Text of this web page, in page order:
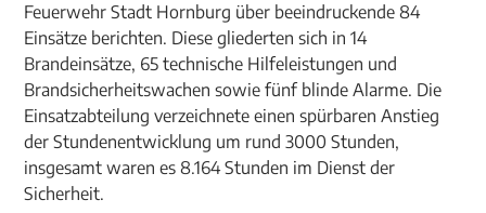
Feuerwehr Stadt Hornburg über beeindruckende 84
Einsätze berichten. Diese gliederten sich in 14
Brandeinsätze, 65 technische Hilfeleistungen und
Brandsicherheitswachen sowie fünf blinde Alarme. Die
Einsatzabteilung verzeichnete einen spürbaren Anstieg
der Stundenentwicklung um rund 3000 Stunden,
insgesamt waren es 8.164 Stunden im Dienst der
Sicherheit.